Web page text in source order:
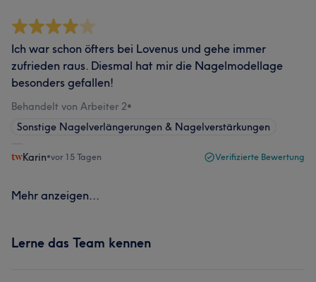
Ich war schon öfters bei Lovenus und gehe immer
zufrieden raus. Diesmal hat mir die Nagelmodellage
besonders gefallen!
Behandelt von Arbeiter 2•
Sonstige Nagelverlängerungen & Nagelverstärkungen
Karin•vor 15 Tagen Verifizierte Bewertung
Mehr anzeigen...
Lerne das Team kennen